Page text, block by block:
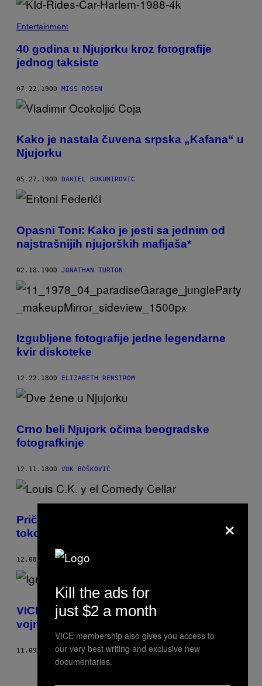
Entertainment
40 godina u Njujorku kroz fotografije
jednog taksiste
07.22.19OD MISS ROSEN
Kako je nastala čuvena srpska „Kafana“ u
Njujorku
05.27.19OD DANIEL BUKUMIROVIC
Opasni Toni: Kako je jesti sa jednim od
najstrašnijih njujorških mafijaša*
02.18.19OD JONATHAN TURTON
Izgubljene fotografije jedne legendarne
kvir diskoteke
12.22.18OD ELIZABETH RENSTROM
Crno beli Njujork očima beogradske
fotografkinje
12.11.18OD VUK BOŠKOVIĆ
Pričali smo sa devojkom koja je Luisu C.K.
tokom nastupa rekla da izvadi kitu
12.08.18 ODDREW SCHWARTZ
VICE na TV: Ragbi klub „Crvena zvezda“ i
vojni veterani
11.09.18 ODVICE SRBIJA
×
Kill the ads for
just $2 a month
VICE membership also gives you access to
our very best writing and exclusive new
documentaries.